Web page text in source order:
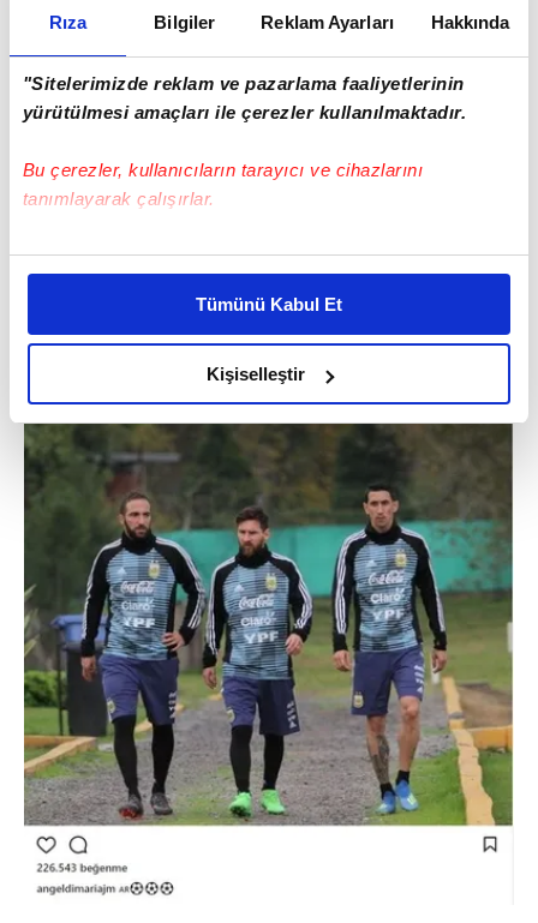
Rıza Bilgiler Reklam Ayarları Hakkında
"Sitelerimizde reklam ve pazarlama faaliyetlerinin
yürütülmesi amaçları ile çerezler kullanılmaktadır.
Bu çerezler, kullanıcıların tarayıcı ve cihazlarını
tanımlayarak çalışırlar.
Bu çerezlere izin vermeniz halinde sizlere özel
daha iyi reklam deneyimi yaşatabiliriz. Bunu yaparken
amacımızın size daha iyi bir reklam deneyimi sunmak
olduğunu ve sizlere en iyi içerikleri sunabilmek adına
elimizden gelen çabayı gösterdiğimizi ve bu noktada,
reklamların maliyetlerimizi karşılamak noktasında tek gelir
kalemimiz olduğunu sizlere hatırlatmak isteriz.
Her halükârda, kullanıcılar, bu çerezlere izin vermedikleri
takdirde, kullanıcılara hedefli reklamlar
gösterilmeyecektir."
Sizlere daha iyi bir hizmet sunabilmek için İnternet
Sitemizde kendimize ve üçüncü kişilere ait çerezler
kullanılmaktadır. Bu çerezler vasıtasıyla çeşitli kişisel
verileriniz işlenmekte olup gerekli olan çerezler bilgi
toplumu hizmetlerinin sunulması amacıyla
kullanılmaktadır. Diğer çerezler, sitemizin daha işlevsel
kılınması ve kişiselleştirilmesi ve sizlere yönelik
reklam/pazarlama faaliyetlerinin yapılması, amaçlarıyla
sınırlı olarak açık rızanız dahilinde kullanılacaktır.
Tümünü Kabul Et
Kişiselleştir